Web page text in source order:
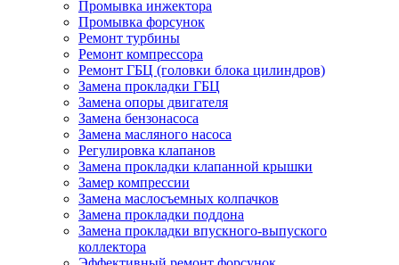
Промывка инжектора
Промывка форсунок
Ремонт турбины
Ремонт компрессора
Ремонт ГБЦ (головки блока цилиндров)
Замена прокладки ГБЦ
Замена опоры двигателя
Замена бензонасоса
Замена масляного насоса
Регулировка клапанов
Замена прокладки клапанной крышки
Замер компрессии
Замена маслосъемных колпачков
Замена прокладки поддона
Замена прокладки впускного-выпуского
коллектора